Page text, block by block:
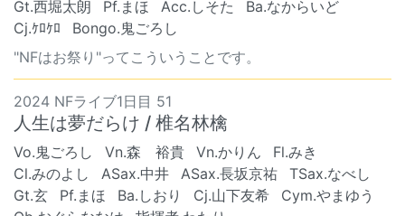
Gt.西堀太朗
Pf.まほ Acc.しそた
Ba.なからいど
Cj.ｹﾛｹﾛ
Bongo.鬼ごろし
"NFはお祭り"ってこういうことです。
2024 NFライブ1日目 51
人生は夢だらけ / 椎名林檎
Vo.鬼ごろし Vn.森 裕貴 Vn.かりん
Fl.みき
Cl.みのよし
ASax.中井 ASax.長坂京祐
TSax.なべし
Gt.玄
Pf.まほ Ba.しおり Cj.山下友希
Cym.やまゆう